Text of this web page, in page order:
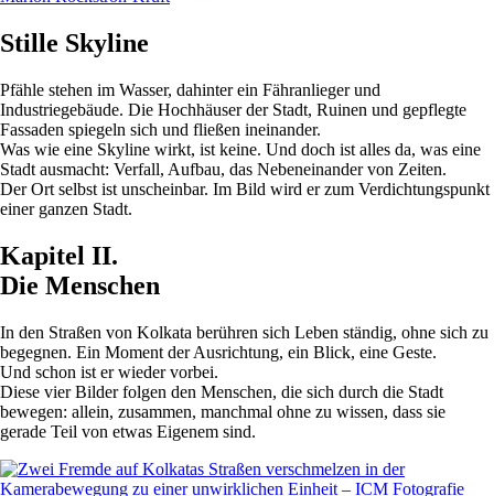
Stille Skyline
Pfähle stehen im Wasser, dahinter ein Fähranlieger und
Industriegebäude. Die Hochhäuser der Stadt, Ruinen und gepflegte
Fassaden spiegeln sich und fließen ineinander.
Was wie eine Skyline wirkt, ist keine. Und doch ist alles da, was eine
Stadt ausmacht: Verfall, Aufbau, das Nebeneinander von Zeiten.
Der Ort selbst ist unscheinbar. Im Bild wird er zum Verdichtungspunkt
einer ganzen Stadt.
Kapitel II.
Die Menschen
In den Straßen von Kolkata berühren sich Leben ständig, ohne sich zu
begegnen. Ein Moment der Ausrichtung, ein Blick, eine Geste.
Und schon ist er wieder vorbei.
Diese vier Bilder folgen den Menschen, die sich durch die Stadt
bewegen: allein, zusammen, manchmal ohne zu wissen, dass sie
gerade Teil von etwas Eigenem sind.